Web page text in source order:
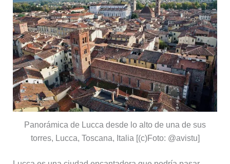
Panorámica de Lucca desde lo alto de una de sus
torres, Lucca, Toscana, Italia [(c)Foto: @avistu]